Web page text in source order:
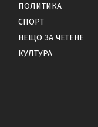
ПОЛИТИКА
СПОРТ
НЕЩО ЗА ЧЕТЕНЕ
КУЛТУРА